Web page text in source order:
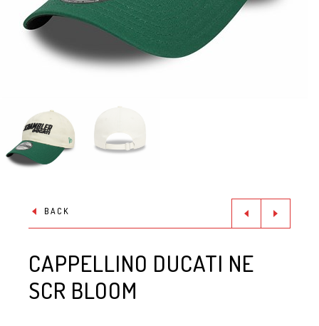
BACK
CAPPELLINO DUCATI NE
SCR BLOOM